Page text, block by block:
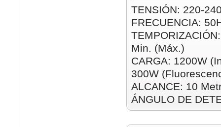
TENSIÓN: 220-
FRECUENCIA:
Min. (Máx.)
CARGA: 1200W
300W
ALCANCE: 10
ÁNGULO DE